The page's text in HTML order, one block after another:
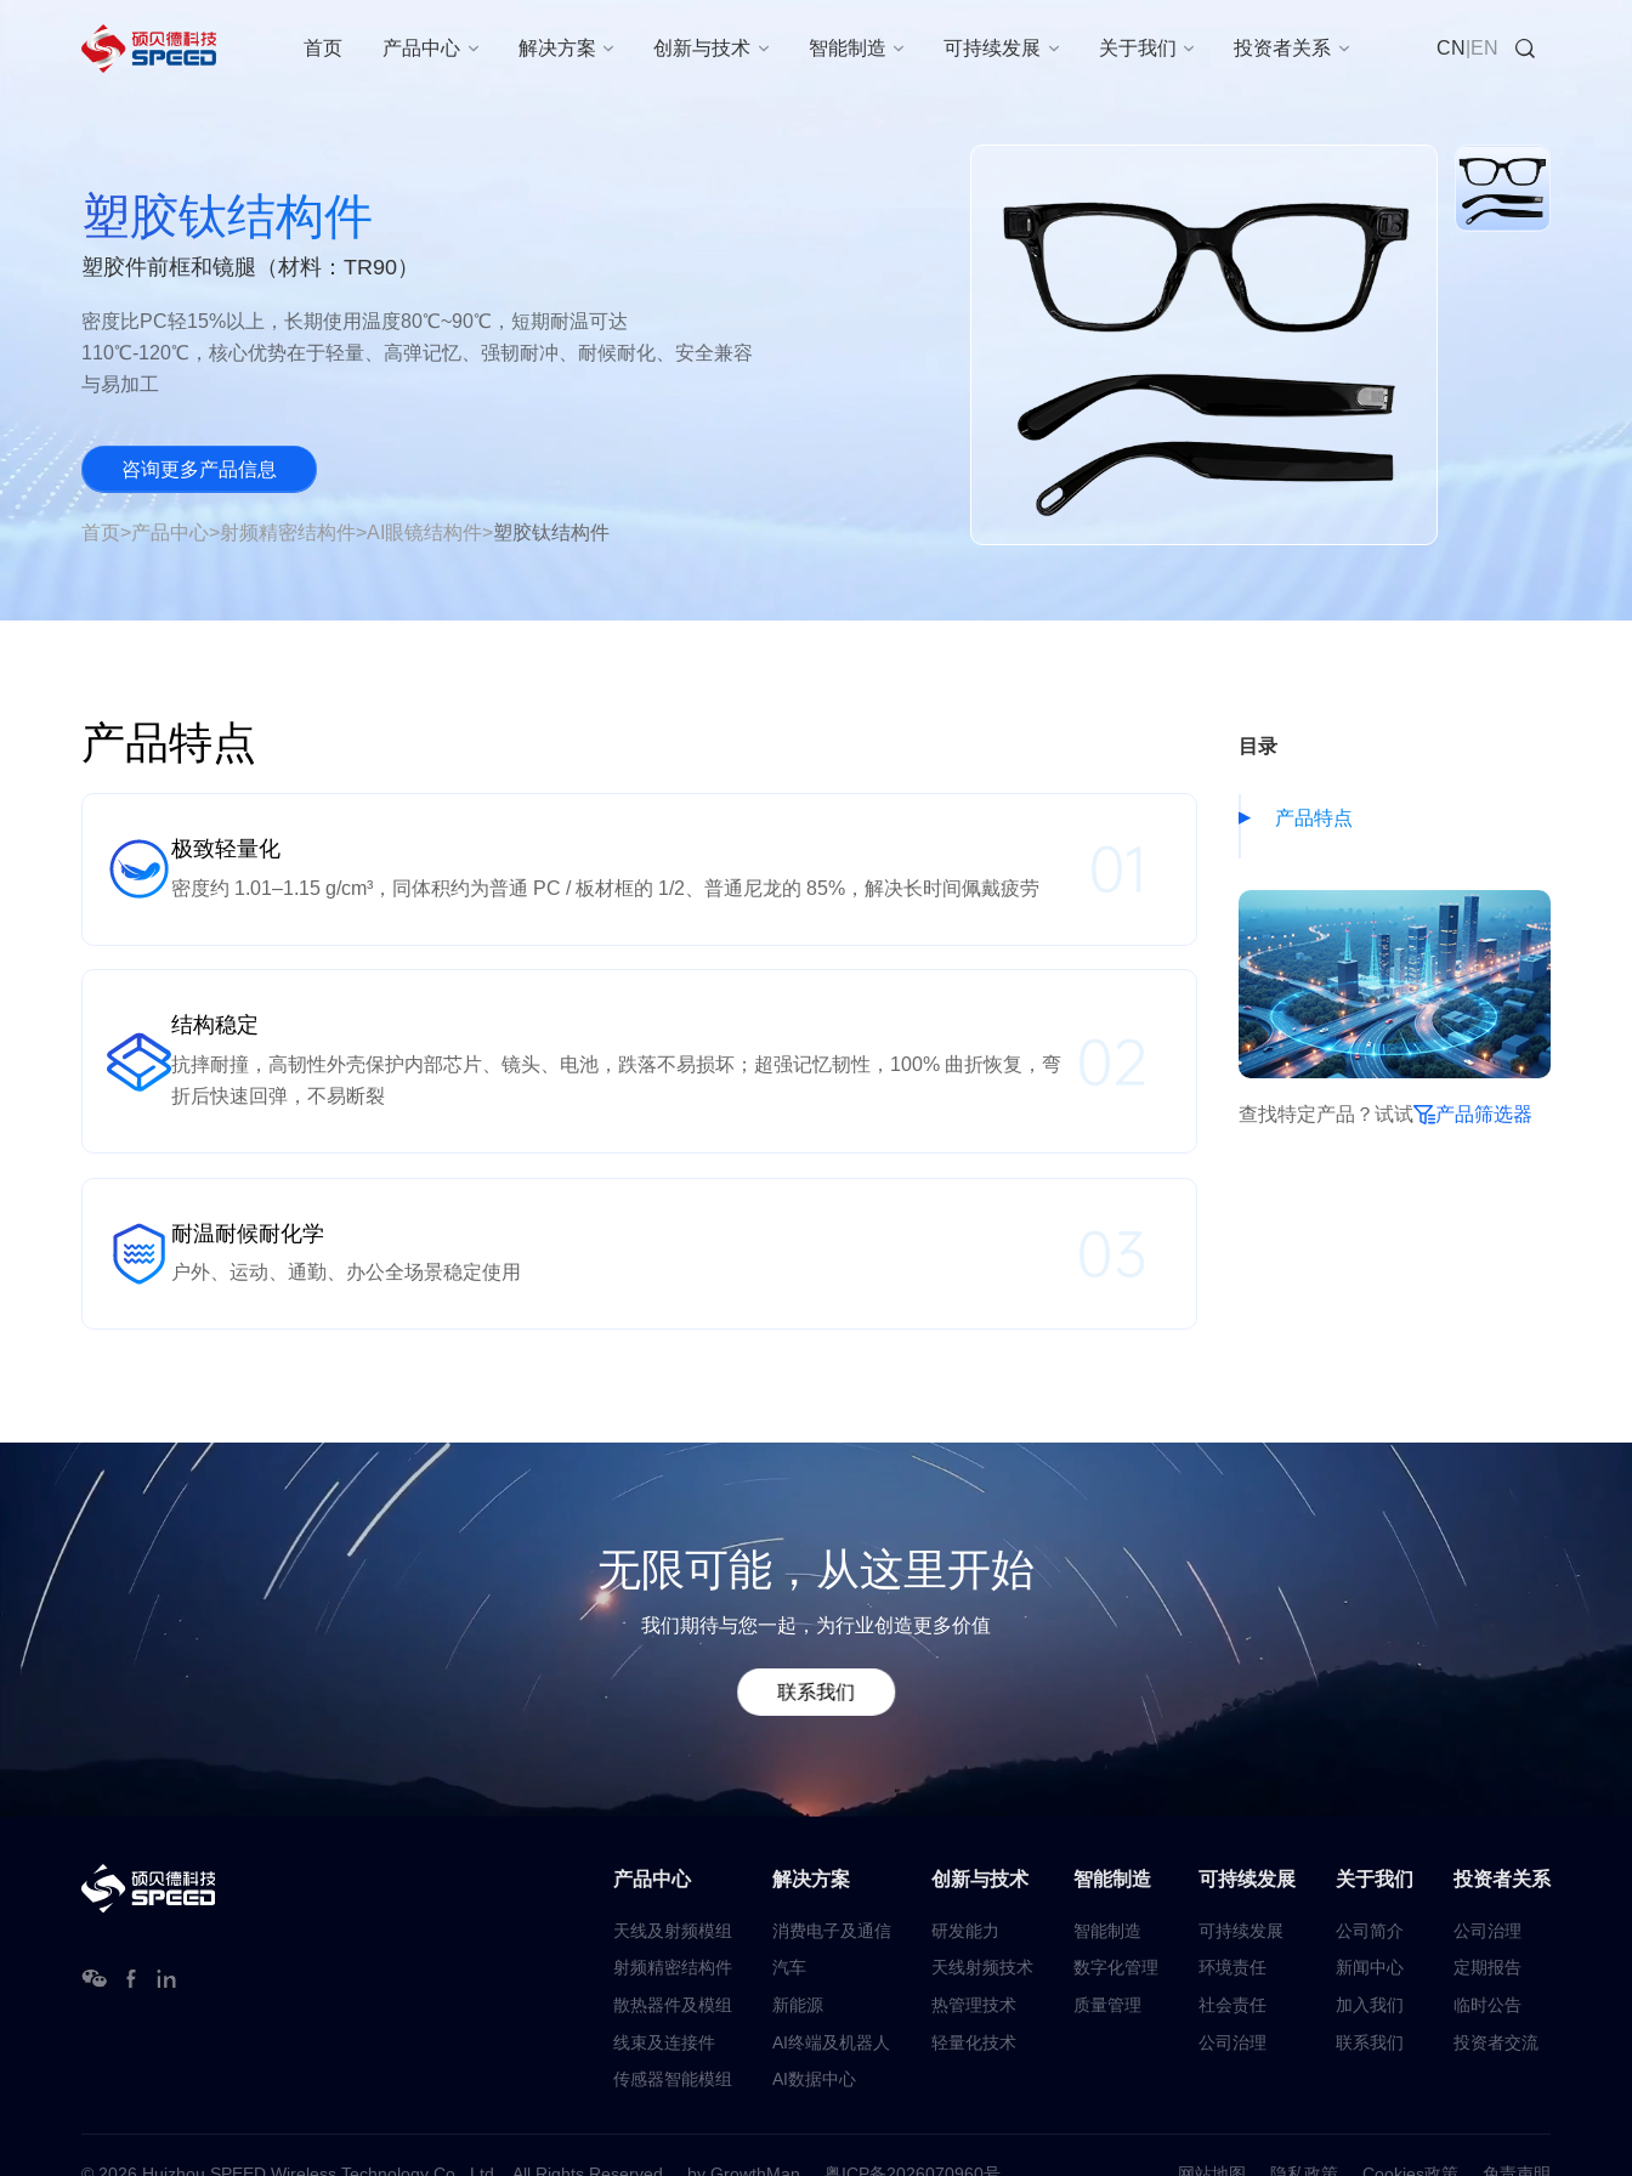
首页 产品中心 解决方案 创新与技术 智能制造 可持续发展 关于我们 投资者关系
解决方案
智能制造
关于我们
投资者关系
CN EN
塑胶钛结构件
塑胶件前框和镜腿（材料：TR90）
密度比PC轻15%以上，长期使用温度80℃~90℃，短期耐温可达
110℃-120℃，核心优势在于轻量、高弹记忆、强韧耐冲、耐候耐化、安全兼容
与易加工
咨询更多产品信息
首页>产品中心>射频精密结构件>AI眼镜结构件>塑胶钛结构件
产品特点
极致轻量化
密度约 1.01–1.15 g/cm³，同体积约为普通 PC / 板材框的 1/2、普通尼龙的 85%，解决长时间佩戴疲劳 01
结构稳定
抗摔耐撞，高韧性外壳保护内部芯片、镜头、电池，跌落不易损坏；超强记忆韧性，100% 曲折恢复，弯
折后快速回弹，不易断裂
02
耐温耐候耐化学
户外、运动、通勤、办公全场景稳定使用 03
目录
产品特点
查找特定产品？试试 产品筛选器
无限可能，从这里开始
我们期待与您一起，为行业创造更多价值
联系我们
产品中心
天线及射频模组
射频精密结构件
散热器件及模组
线束及连接件
传感器智能模组
解决方案
消费电子及通信
汽车
新能源
AI终端及机器人
AI数据中心
创新与技术
研发能力
天线射频技术
热管理技术
轻量化技术
智能制造
智能制造
数字化管理
质量管理
可持续发展
可持续发展
环境责任
社会责任
公司治理
关于我们
公司简介
新闻中心
加入我们
联系我们
投资者关系
公司治理
定期报告
临时公告
投资者交流